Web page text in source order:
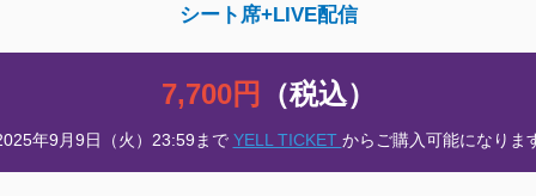
シート席+LIVE配信
7,700円 （税込）
年9月9日（火）23:59まで YELL TICKET からご購入可能になりま